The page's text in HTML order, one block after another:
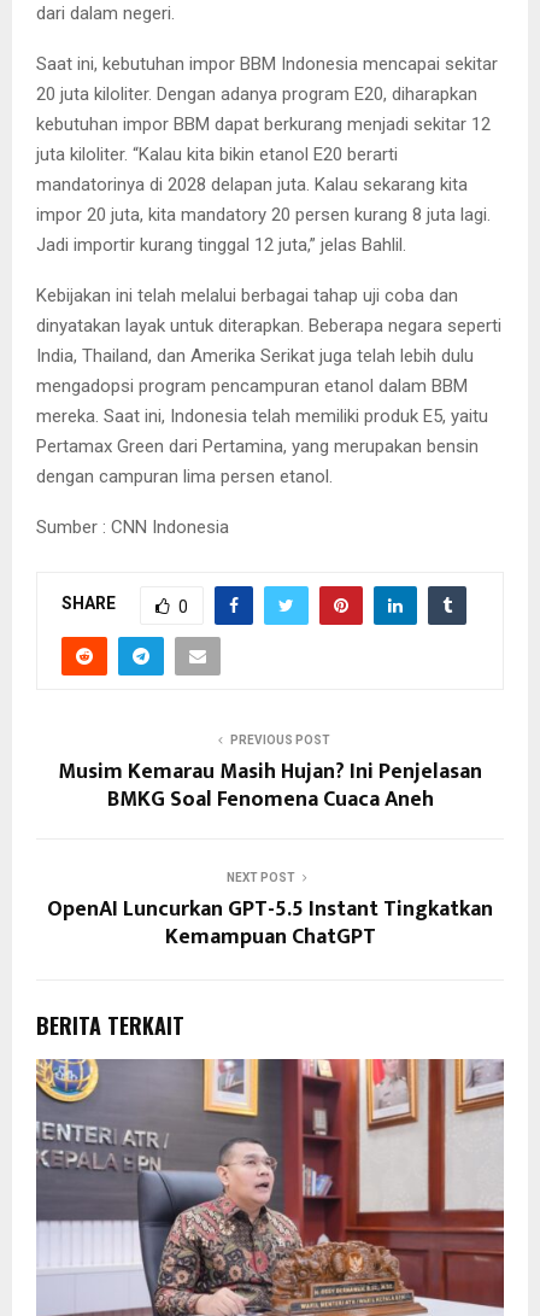
dari dalam negeri.
Saat ini, kebutuhan impor BBM Indonesia mencapai sekitar
20 juta kiloliter. Dengan adanya program E20, diharapkan
kebutuhan impor BBM dapat berkurang menjadi sekitar 12
juta kiloliter. “Kalau kita bikin etanol E20 berarti
mandatorinya di 2028 delapan juta. Kalau sekarang kita
impor 20 juta, kita mandatory 20 persen kurang 8 juta lagi.
Jadi importir kurang tinggal 12 juta,” jelas Bahlil.
Kebijakan ini telah melalui berbagai tahap uji coba dan
dinyatakan layak untuk diterapkan. Beberapa negara seperti
India, Thailand, dan Amerika Serikat juga telah lebih dulu
mengadopsi program pencampuran etanol dalam BBM
mereka. Saat ini, Indonesia telah memiliki produk E5, yaitu
Pertamax Green dari Pertamina, yang merupakan bensin
dengan campuran lima persen etanol.
Sumber : CNN Indonesia
SHARE 0
PREVIOUS POST
Musim Kemarau Masih Hujan? Ini Penjelasan
BMKG Soal Fenomena Cuaca Aneh
NEXT POST
OpenAI Luncurkan GPT-5.5 Instant Tingkatkan
Kemampuan ChatGPT
BERITA TERKAIT